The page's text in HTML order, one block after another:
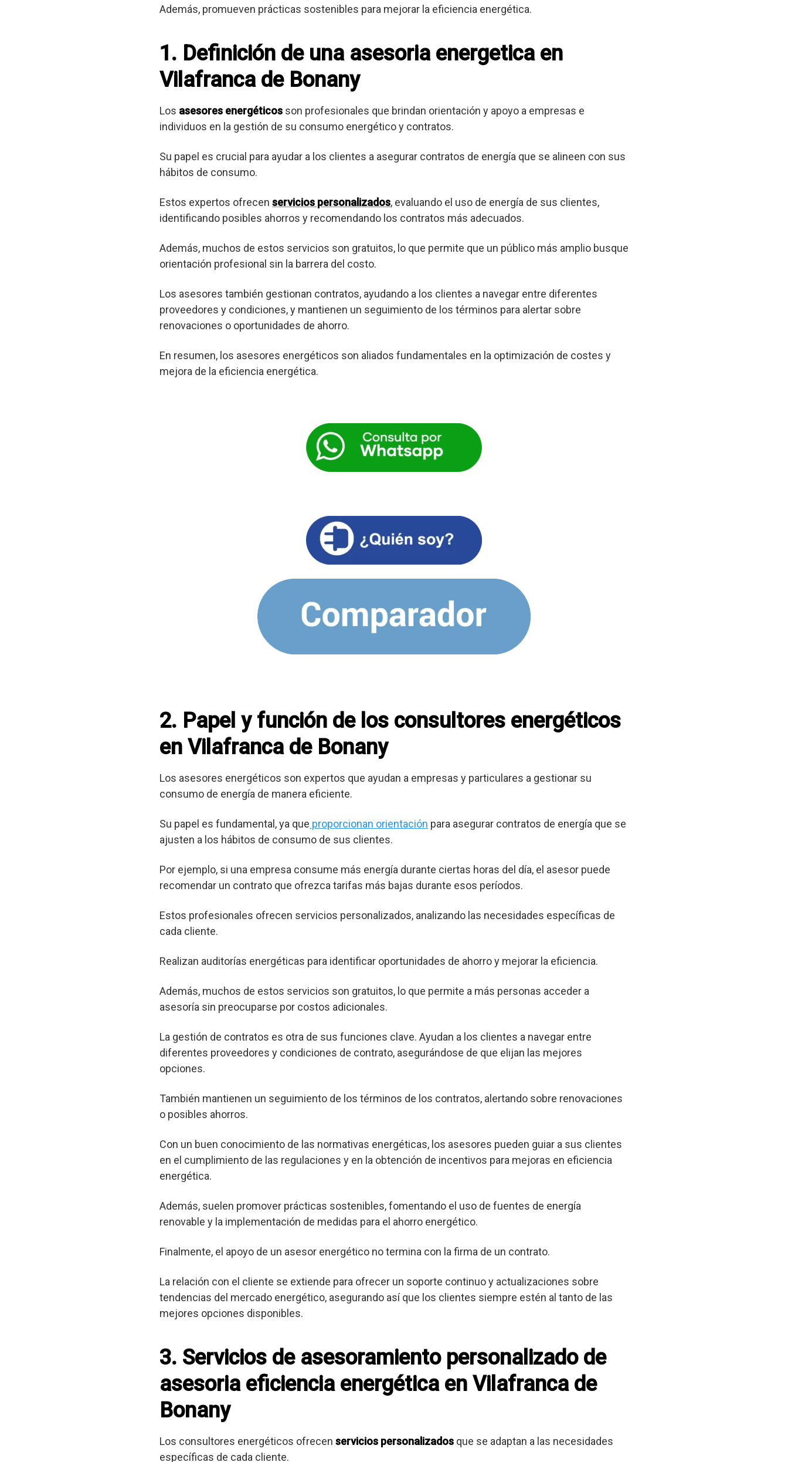
Además, promueven prácticas sostenibles para mejorar la eficiencia energética.
1. Definición de una asesoria energetica en
Vilafranca de Bonany
Los asesores energéticos son profesionales que brindan orientación y apoyo a empresas e
individuos en la gestión de su consumo energético y contratos.
Su papel es crucial para ayudar a los clientes a asegurar contratos de energía que se alineen con sus
hábitos de consumo.
Estos expertos ofrecen servicios personalizados, evaluando el uso de energía de sus clientes,
identificando posibles ahorros y recomendando los contratos más adecuados.
Además, muchos de estos servicios son gratuitos, lo que permite que un público más amplio busque
orientación profesional sin la barrera del costo.
Los asesores también gestionan contratos, ayudando a los clientes a navegar entre diferentes
proveedores y condiciones, y mantienen un seguimiento de los términos para alertar sobre
renovaciones o oportunidades de ahorro.
En resumen, los asesores energéticos son aliados fundamentales en la optimización de costes y
mejora de la eficiencia energética.
2. Papel y función de los consultores energéticos
en Vilafranca de Bonany
Los asesores energéticos son expertos que ayudan a empresas y particulares a gestionar su
consumo de energía de manera eficiente.
Su papel es fundamental, ya que proporcionan orientación para asegurar contratos de energía que se
ajusten a los hábitos de consumo de sus clientes.
Por ejemplo, si una empresa consume más energía durante ciertas horas del día, el asesor puede
recomendar un contrato que ofrezca tarifas más bajas durante esos períodos.
Estos profesionales ofrecen servicios personalizados, analizando las necesidades específicas de
cada cliente.
Realizan auditorías energéticas para identificar oportunidades de ahorro y mejorar la eficiencia.
Además, muchos de estos servicios son gratuitos, lo que permite a más personas acceder a
asesoría sin preocuparse por costos adicionales.
La gestión de contratos es otra de sus funciones clave. Ayudan a los clientes a navegar entre
diferentes proveedores y condiciones de contrato, asegurándose de que elijan las mejores
opciones.
También mantienen un seguimiento de los términos de los contratos, alertando sobre renovaciones
o posibles ahorros.
Con un buen conocimiento de las normativas energéticas, los asesores pueden guiar a sus clientes
en el cumplimiento de las regulaciones y en la obtención de incentivos para mejoras en eficiencia
energética.
Además, suelen promover prácticas sostenibles, fomentando el uso de fuentes de energía
renovable y la implementación de medidas para el ahorro energético.
Finalmente, el apoyo de un asesor energético no termina con la firma de un contrato.
La relación con el cliente se extiende para ofrecer un soporte continuo y actualizaciones sobre
tendencias del mercado energético, asegurando así que los clientes siempre estén al tanto de las
mejores opciones disponibles.
3. Servicios de asesoramiento personalizado de
asesoria eficiencia energética en Vilafranca de
Bonany
Los consultores energéticos ofrecen servicios personalizados que se adaptan a las necesidades
específicas de cada cliente.